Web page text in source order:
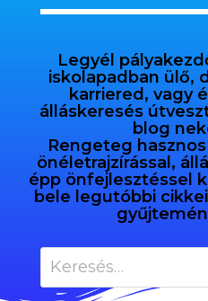
Legyél
iskolapadban ülő,
karriered, vagy
álláskeresés
blog
Rengeteg
önéletrajzírással,
épp önfejlesztéssel
bele legutóbbi